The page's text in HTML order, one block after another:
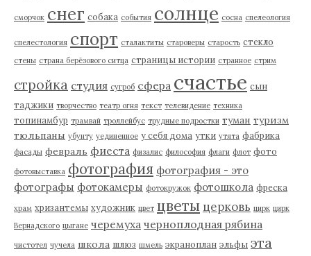
сморчок снег собака события солнце сосна спелеология
спелестология спорт сталактиты староверы старость стекло
стены страна берёзового ситца страницы истории странное стрим
стройка студия сугроб сфера счастье сын
таджики творчество театр огня текст телевидение техника
топинамбур трамвай троллейбус трудные подростки туман туризм
тюльпаны убунту уединенное у себя дома утки утята фабрика
фасады февраль фиеста физалис философия флаги флот фото
фотовыставка фотография фотография - это
фотографы фотокамеры фотокружок фотошкола фреска
храм хризантемы художник цвет цветы церковь цирк цирк
Вернадского цыгане черемуха черноплодная рябина
чистотел чучела школа шлюз шмель экраноплан эльфы эта